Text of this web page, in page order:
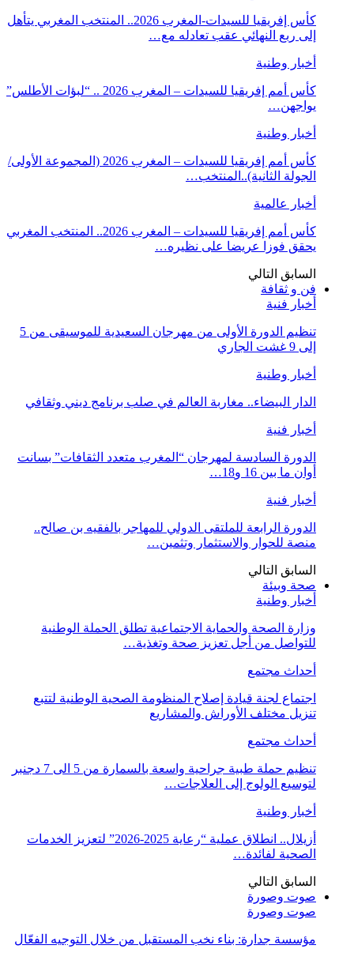
كأس إفريقيا للسيدات-المغرب 2026.. المنتخب المغربي يتأهل
إلى ربع النهائي عقب تعادله مع…
أخبار وطنية
كأس أمم إفريقيا للسيدات – المغرب 2026 .. “لبؤات الأطلس”
يواجهن…
أخبار وطنية
كأس أمم إفريقيا للسيدات – المغرب 2026 (المجموعة الأولى/
الجولة الثانية)..المنتخب…
أخبار عالمية
كأس أمم إفريقيا للسيدات – المغرب 2026.. المنتخب المغربي
يحقق فوزا عريضا على نظيره…
السابقالتالي
فن و ثقافة
أخبار فنية
تنظيم الدورة الأولى من مهرجان السعيدية للموسيقى من 5
إلى 9 غشت الجاري
أخبار وطنية
الدار البيضاء.. مغاربة العالم في صلب برنامج ديني وثقافي
أخبار فنية
الدورة السادسة لمهرجان “المغرب متعدد الثقافات” بسانت
أوان ما بين 16 و18…
أخبار فنية
الدورة الرابعة للملتقى الدولي للمهاجر بالفقيه بن صالح..
منصة للحوار والاستثمار وتثمين…
السابقالتالي
صحة وبيئة
أخبار وطنية
وزارة الصحة والحماية الاجتماعية تطلق الحملة الوطنية
للتواصل من أجل تعزيز صحة وتغذية…
أحداث مجتمع
اجتماع لجنة قيادة إصلاح المنظومة الصحية الوطنية لتتبع
تنزيل مختلف الأوراش والمشاريع
أحداث مجتمع
تنظيم حملة طبية جراحية واسعة بالسمارة من 5 الى 7 دجنبر
لتوسيع الولوج إلى العلاجات…
أخبار وطنية
أزيلال.. انطلاق عملية “رعاية 2025-2026” لتعزيز الخدمات
الصحية لفائدة…
السابقالتالي
صوت وصورة
صوت وصورة
مؤسسة جدارة: بناء نخب المستقبل من خلال التوجيه الفعّال